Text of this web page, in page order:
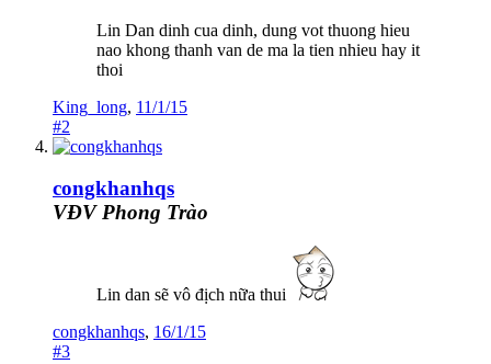
Lin Dan dinh cua dinh, dung vot thuong hieu
nao khong thanh van de ma la tien nhieu hay it
thoi
King_long, 11/1/15
#2
congkhanhqs
VĐV Phong Trào
Lin dan sẽ vô địch nữa thui
congkhanhqs, 16/1/15
#3